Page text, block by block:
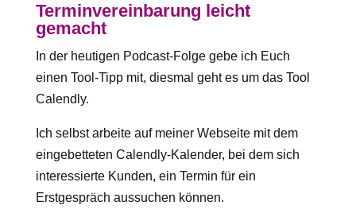
Terminvereinbarung leicht
gemacht
In der heutigen Podcast-Folge gebe ich Euch
einen Tool-Tipp mit, diesmal geht es um das Tool
Calendly.
Ich selbst arbeite auf meiner Webseite mit dem
eingebetteten Calendly-Kalender, bei dem sich
interessierte Kunden, ein Termin für ein
Erstgespräch aussuchen können.